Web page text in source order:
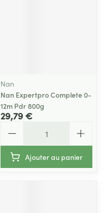
Nan
Nan Expertpro Complete 0-
12m Pdr 800g
29,79 €
Ajouter au panier